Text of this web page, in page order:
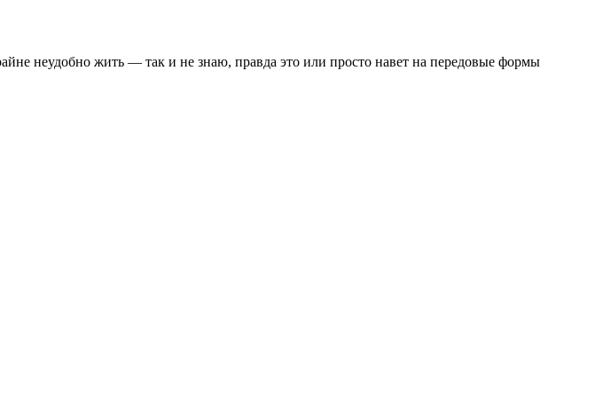
неудобно жить — так и не знаю, правда это или просто навет на передовые формы